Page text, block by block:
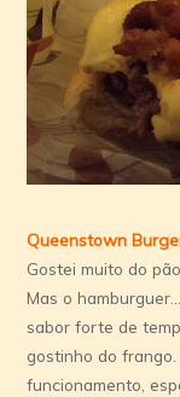
Queenstown
Gostei muito do
Mas o
sabor forte de
gostinho do
funcionamento,